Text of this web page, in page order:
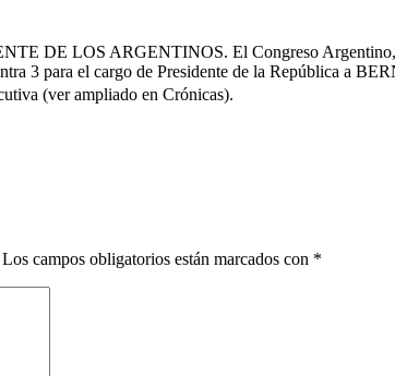
DE LOS ARGENTINOS. El Congreso Argentino,
3 para el cargo de Presidente de la República a
(ver ampliado en Crónicas).
Los campos obligatorios están marcados con *